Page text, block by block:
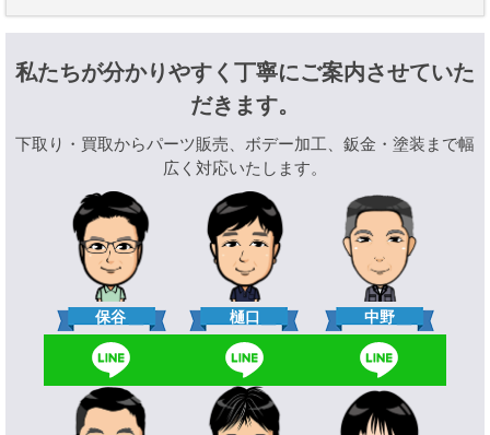
私たちが分かりやすく丁寧にご案内させていた
だきます。
下取り・買取からパーツ販売、ボデー加工、鈑金・塗装まで幅
広く対応いたします。
保谷 樋口 中野